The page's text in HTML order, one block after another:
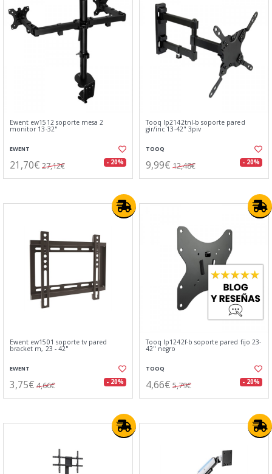
Ewent ew1512 soporte mesa 2
monitor 13-32"
EWENT
21,70€ 27,12€ - 20%
Tooq lp2142tnl-b soporte pared
gir/inc 13-42" 3piv
TOOQ
9,99€ 12,48€ - 20%
Ewent ew1501 soporte tv pared
bracket m, 23 - 42"
EWENT
3,75€ 4,66€ - 20%
Tooq lp1242f-b soporte pared fijo 23-
42" negro
TOOQ
4,66€ 5,79€ - 20%